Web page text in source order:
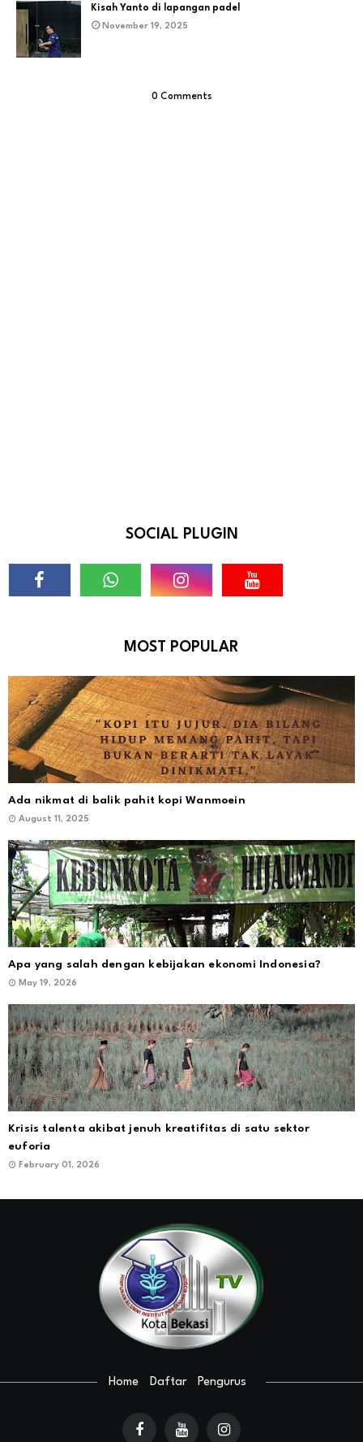
Kisah Yanto di lapangan padel
November 19, 2025
0 Comments
SOCIAL PLUGIN
MOST POPULAR
Ada nikmat di balik pahit kopi Wanmoein
August 11, 2025
Apa yang salah dengan kebijakan ekonomi Indonesia?
May 19, 2026
Krisis talenta akibat jenuh kreatifitas di satu sektor
euforia
February 01, 2026
Home Daftar Pengurus